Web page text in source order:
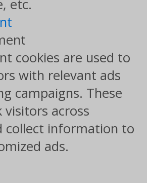
etc.
cookies are used to
with relevant ads
campaigns. These
visitors across
collect information to
ads.